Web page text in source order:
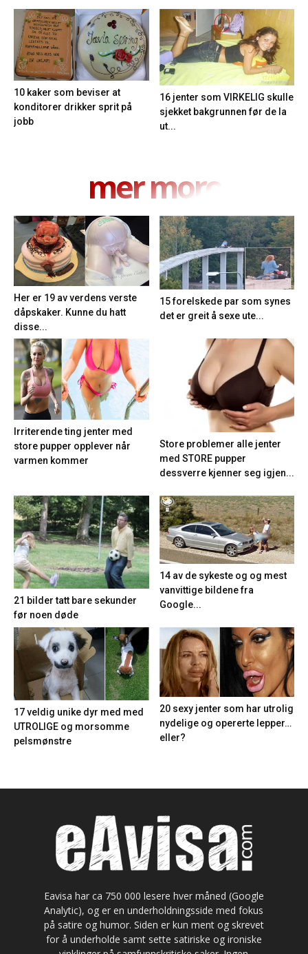
10 kaker som beviser at
konditorer drikker sprit på
jobb
16 jenter som VIRKELIG skulle
sjekket bakgrunnen før de la
ut...
mer moro
Her er 19 av verdens verste
dåpskaker. Kunne du hatt
disse...
15 forelskede par som synes
det er greit å sexe ute...
Irriterende ting jenter med
store pupper opplever når
varmen kommer
Store problemer alle jenter
med STORE pupper
dessverre kjenner seg igjen...
21 bilder tatt bare sekunder
før noen døde
14 av de sykeste og og mest
vanvittige bildene fra
Google...
17 veldig unike dyr med med
UTROLIGE og morsomme
pelsmønstre
20 sexy jenter som har utrolig
nydelige og opererte lepper…
eller?
Eavisa har ca 750 000 lesere hver måned (Google
Analytic), og er en underholdningsside med fokus
på satire og humor. Siden er kun ment og skrevet
for å underholde samt sette satiriske og ironiske